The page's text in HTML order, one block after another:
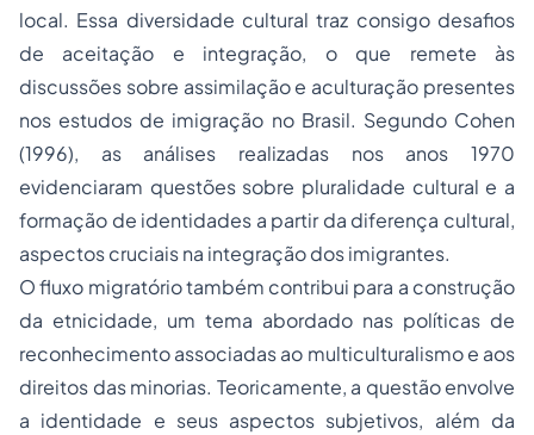
local. Essa diversidade cultural traz consigo desafios
de aceitação e integração, o que remete às
discussões sobre assimilação e aculturação presentes
nos estudos de imigração no Brasil. Segundo Cohen
(1996), as análises realizadas nos anos 1970
evidenciaram questões sobre pluralidade cultural e a
formação de identidades a partir da diferença cultural,
aspectos cruciais na integração dos imigrantes.
O fluxo migratório também contribui para a construção
da etnicidade, um tema abordado nas políticas de
reconhecimento associadas ao multiculturalismo e aos
direitos das minorias. Teoricamente, a questão envolve
a identidade e seus aspectos subjetivos, além da